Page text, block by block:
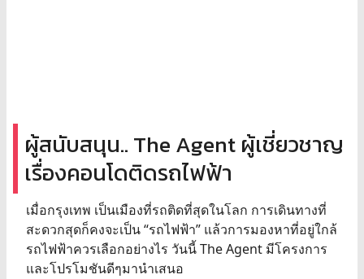
ผู้สนับสนุน.. The Agent ผู้เชี่ยวชาญ
เรื่องคอนโดติดรถไฟฟ้า
เมื่อกรุงเทพ เป็นเมืองที่รถติดที่สุดในโลก การเดินทางที่
สะดวกสุดก็คงจะเป็น “รถไฟฟ้า” แล้วการมองหาที่อยู่ใกล้
รถไฟฟ้าควรเลือกอย่างไร วันนี้ The Agent มีโครงการ
และโปรโมชันดีๆมานำเสนอ